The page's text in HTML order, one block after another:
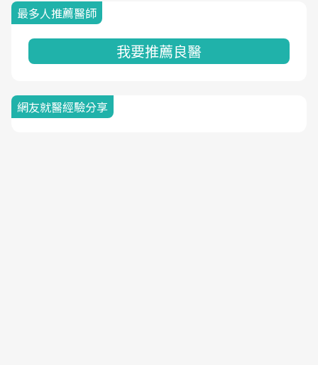
最多人推薦醫師
我要推薦良醫
網友就醫經驗分享